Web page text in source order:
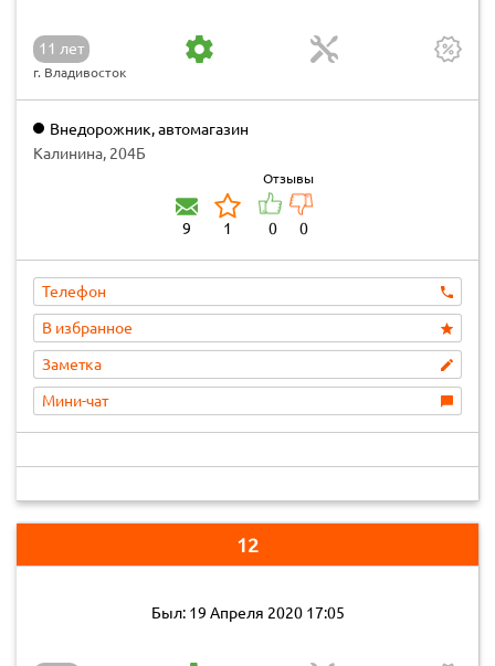
11 лет
г. Владивосток
Внедорожник, автомагазин
Калинина, 204Б
9 1
Отзывы
0 0
Телефон
В избранное
Заметка
Мини-чат
12
Был: 19 Апреля 2020 17:05